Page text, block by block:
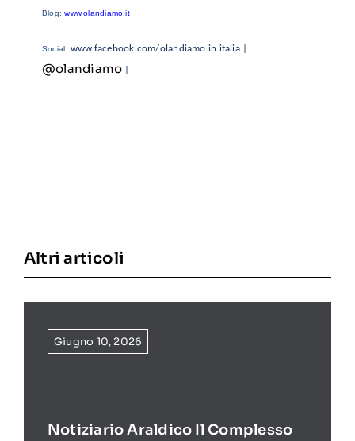
Blog: www.olandiamo.it
Social: www.facebook.com/olandiamo.in.italia
@olandiamo
Altri articoli
Giugno 10, 2026
Notiziario Araldico Il Complesso